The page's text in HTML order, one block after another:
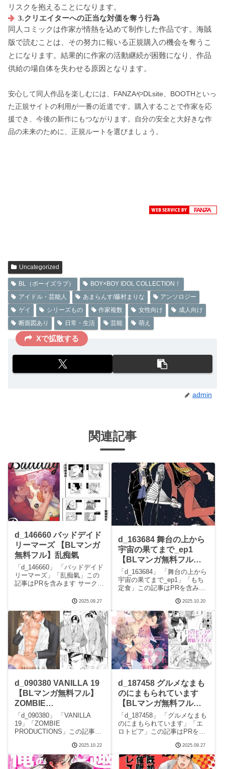
リスクを抱えることになります。
3.クリエイターへの正当な対価を奪う行為
同人コミックは作家が情熱を込めて制作した作品です。海賊
版で読むことは、その努力に報いる正規購入の機会を奪うこ
とになります。結果的に作家の活動継続が困難になり、作品
供給の場自体を失わせる原因となります。
安心して同人作品を楽しむには、FANZAやDLsite、BOOTHといっ
た正規サイトの利用が一番の近道です。購入することで作家を応
援でき、今後の新作にもつながります。自分の安全と大好きな作
品の未来のために、正規ルートを選びましょう。
Uncategorized
BL（ボーイズラブ）
BOY×BOY IDOL COLLECTION！
アイドル・芸能人
あまらんす/藤村まりな
アンソロジー
ゲイ
シリーズもの 作家複数 女性向け
成人向け
断面図あり
日常・生活 芸能 萌え
Xで拡散する
admin
関連記事
d_146660 バッドデイド
リーマーズ 【BLマンガ
無料フル】乱痴氣
「d_146660」 「バッドデイド
リーマーズ」「乱痴氣」この
記事はPRを含みます サークル
きを読むd_146660 バッドデイ
ンバッドデイドリーマーズ 画
像1バッドデイドリーマーズ 画
2025.09.27
d_163684 舞台の上から
宇宙の果てまで_ep1
【BLマンガ無料フル】
もち定食
「d_163684」 「舞台の上から
宇宙の果てまで_ep1」「もち
定食」この記事はPRを含みま
ンガです。 続きを読む
d_163684 舞台の上から宇宙の
果てまで_ep1の見どころシー
ン舞台の上から宇宙の果てま
で_
2025.10.20
d_090380 VANILLA 19
【BLマンガ無料フル】
ZOMBIE
PRODUCTIONS
「d_090380」 「VANILLA
19」「ZOMBIE
PRODUCTIONS」この記事は
ZOMBIE PRODUCTIONSのエ
ロマンガです。 続きを読む
d_090380 VANILLA 19の見ど
2025.10.22
d_187458 グルメなまも
のにまもられています
【BLマンガ無料フル】
エロトピア
「d_187458」 「グルメなまも
のにまもられています」「エ
ロトピア」この記事はPRを含
エロマンガです。 続きを読む
d_187458 グルメなまものにま
もられていますの見どころシ
2025.09.27